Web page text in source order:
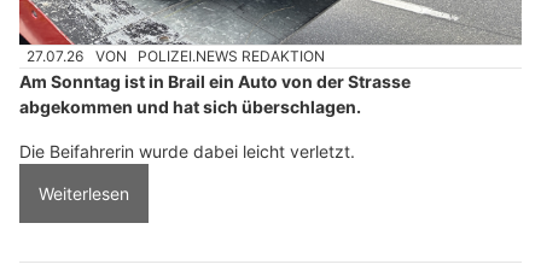
27.07.26 VON POLIZEI.NEWS REDAKTION
Am Sonntag ist in Brail ein Auto von der Strasse
abgekommen und hat sich überschlagen.
Die Beifahrerin wurde dabei leicht verletzt.
Weiterlesen